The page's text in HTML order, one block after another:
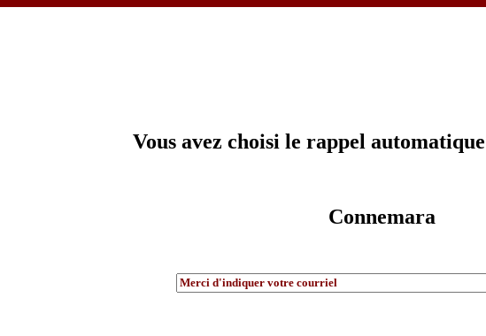
Vous avez choisi le rappel
Connemara